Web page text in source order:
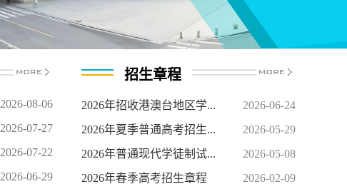
2026-08-06
2026-07-27
2026-07-22
2026-06-29
招生章程
2026年招收港澳台地区学...
2026-06-24
2026年夏季普通高考招生...
2026-05-29
2026年普通现代学徒制试...
2026-05-08
2026年春季高考招生章程
2026-02-09